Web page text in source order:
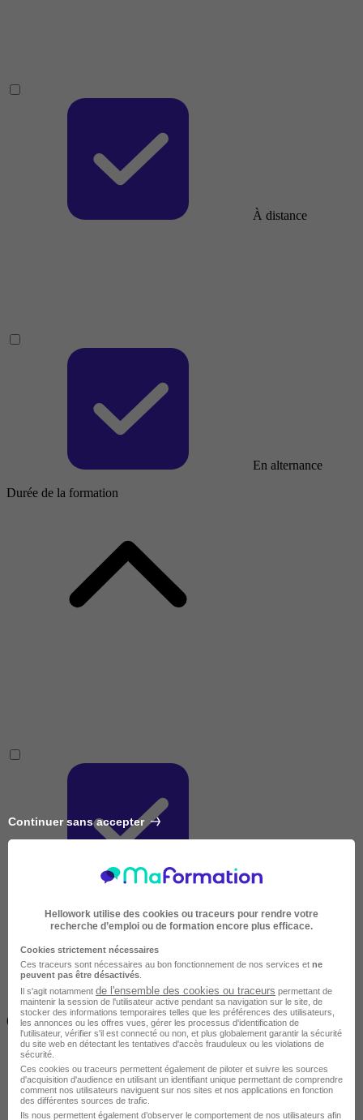
À distance
En alternance
Durée de la formation
Très courte
Inférieur à 2 jours
(14h)
Continuer sans accepter
Hellowork utilise des cookies ou traceurs pour rendre votre
recherche d’emploi ou de formation encore plus efficace.
Cookies strictement nécessaires
Ces traceurs sont nécessaires au bon fonctionnement de nos services et ne
peuvent pas être désactivés
Il s'agit notamment de l'ensemble des cookies ou traceurs permettant de
maintenir la session de l'utilisateur active pendant sa navigation sur le site, de
stocker des informations temporaires telles que les préférences des utilisateurs,
les annonces ou les offres vues, gérer les processus d'identification de
l'utilisateur, vérifier s'il est connecté ou non, et plus globalement garantir la sécurité
du site web en détectant les tentatives d'accès frauduleux ou les violations de
sécurité.
Ces cookies ou traceurs permettent également de piloter et suivre les sources
d'acquisition d'audience en utilisant un identifiant unique permettant de comprendre
comment nos utilisateurs naviguent sur nos sites et nos applications en fonction
des différentes sources de trafic.
Ils nous permettent également d’observer le comportement de nos utilisateurs afin